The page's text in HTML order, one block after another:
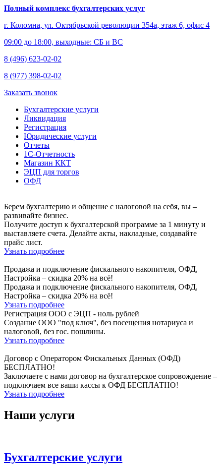
Полный комплекс бухгалтерских услуг
г. Коломна, ул. Октябрьской революции 354а, этаж 6, офис 4
09:00 до 18:00, выходные: СБ и ВС
8 (496) 623-02-02
8 (977) 398-02-02
Заказать звонок
Бухгалтерские услуги
Ликвидация
Регистрация
Юридические услуги
Отчеты
1С-Отчетность
Магазин ККТ
ЭЦП для торгов
ОФД
Берем бухгалтерию и общение с налоговой на себя, вы –
развивайте бизнес.
Получите доступ к бухгалтерской программе за 1 минуту и
выставляете счета. Делайте акты, накладные, создавайте
прайс лист.
Узнать подробнее
Продажа и подключение фискального накопителя, ОФД,
Настройка – скидка 20% на всё!
Продажа и подключение фискального накопителя, ОФД,
Настройка – скидка 20% на всё!
Узнать подробнее
Регистрация ООО с ЭЦП - ноль рублей
Создание ООО "под ключ", без посещения нотариуса и
налоговой, без гос. пошлины.
Узнать подробнее
Договор с Оператором Фискальных Данных (ОФД)
БЕСПЛАТНО!
Заключаете с нами договор на бухгалтерское сопровождение –
подключаем все ваши кассы к ОФД БЕСПЛАТНО!
Узнать подробнее
Наши услуги
Бухгалтерские услуги